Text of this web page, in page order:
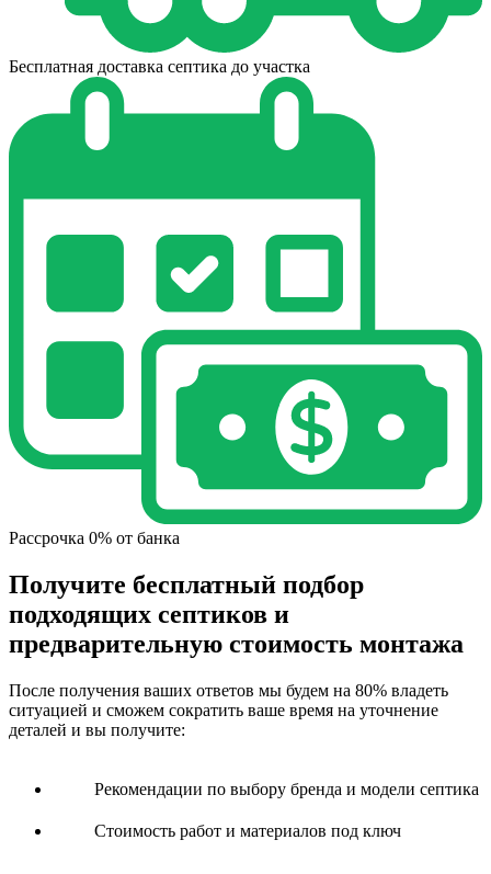
Бесплатная доставка септика до участка
Рассрочка 0% от банка
Получите бесплатный подбор
подходящих септиков и
предварительную стоимость монтажа
После получения ваших ответов мы будем на 80% владеть
ситуацией и сможем сократить ваше время на уточнение
деталей и вы получите:
Рекомендации по выбору бренда и модели септика
Стоимость работ и материалов под ключ